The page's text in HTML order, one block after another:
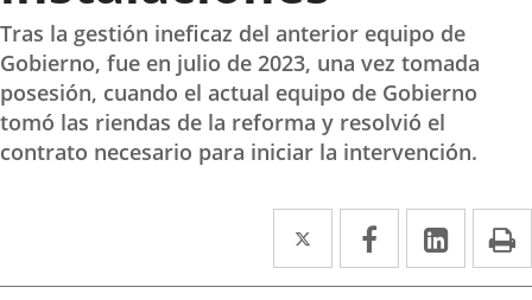
Tras la gestión ineficaz del anterior equipo de
Gobierno, fue en julio de 2023, una vez tomada
posesión, cuando el actual equipo de Gobierno
tomó las riendas de la reforma y resolvió el
contrato necesario para iniciar la intervención.
Twitter
Enlace
a
Facebook
Enlace
a
Enlace
a